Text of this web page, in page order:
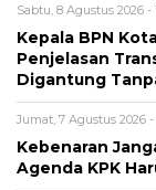
Sabtu, 8 Agustus 2026 -
Kepala BPN
Penjelasan
Digantung
Jumat, 7 Agustus 2026 -
Kebenaran
Agenda KPK